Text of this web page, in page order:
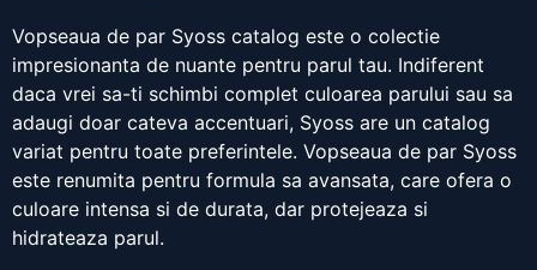
Vopseaua de par Syoss catalog este o colectie
impresionanta de nuante pentru parul tau. Indiferent
daca vrei sa-ti schimbi complet culoarea parului sau sa
adaugi doar cateva accentuari, Syoss are un catalog
variat pentru toate preferintele. Vopseaua de par Syoss
este renumita pentru formula sa avansata, care ofera o
culoare intensa si de durata, dar protejeaza si
hidrateaza parul.